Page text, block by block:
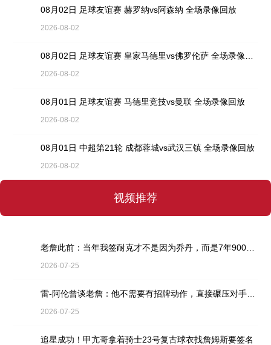
08月02日 足球友谊赛 赫罗纳vs阿森纳 全场录像回放
2026-08-02
2026-08-02
08月01日 足球友谊赛 马德里竞技vs曼联 全场录像回放
2026-08-02
08月01日 中超第21轮 成都蓉城vs武汉三镇 全场录像回放
2026-08-02
视频推荐
2026-07-25
2026-07-25
追星成功！甲亢哥拿着骑士23号复古球衣找詹姆斯要签名